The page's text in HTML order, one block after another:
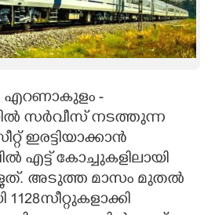
എറണാകുളം -
സർവീസ് നടത്തുന്ന
ഇരട്ടിയാക്കാൻ
എട്ട് കോച്ചുകളിലായി
അടുത്ത മാസം മുതൽ